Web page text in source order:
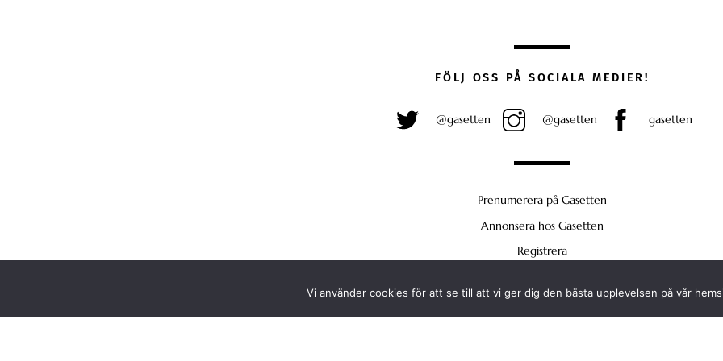
FÖLJ OSS PÅ SOCIALA MEDIER!
@gasetten @gasetten gasetten
Prenumerera på Gasetten
Annonsera hos Gasetten
Registrera
Vi använder cookies för att se till att vi ger dig den bästa upplevelsen på vår